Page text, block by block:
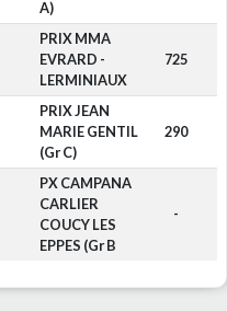
A)
PRIX MMA
EVRARD -
LERMINIAUX
725
PRIX JEAN
MARIE GENTIL
(Gr C)
290
PX CAMPANA
CARLIER
COUCY LES
EPPES (Gr B
-